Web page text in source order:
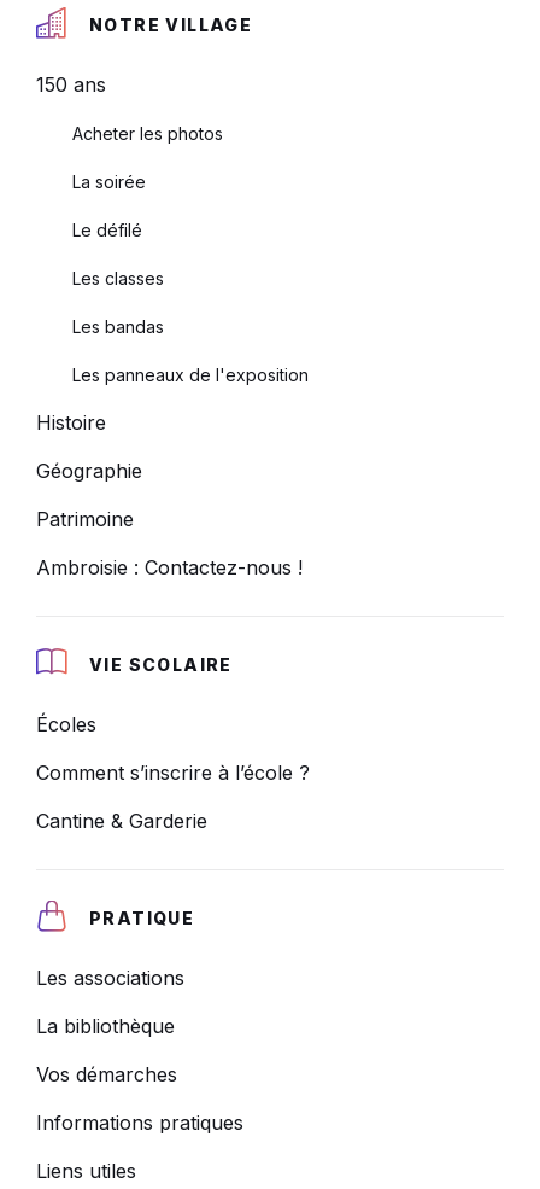
NOTRE VILLAGE
150 ans
Acheter les photos
La soirée
Le défilé
Les classes
Les bandas
Les panneaux de l'exposition
Histoire
Géographie
Patrimoine
Ambroisie : Contactez-nous !
VIE SCOLAIRE
Écoles
Comment s’inscrire à l’école ?
Cantine & Garderie
PRATIQUE
Les associations
La bibliothèque
Vos démarches
Informations pratiques
Liens utiles